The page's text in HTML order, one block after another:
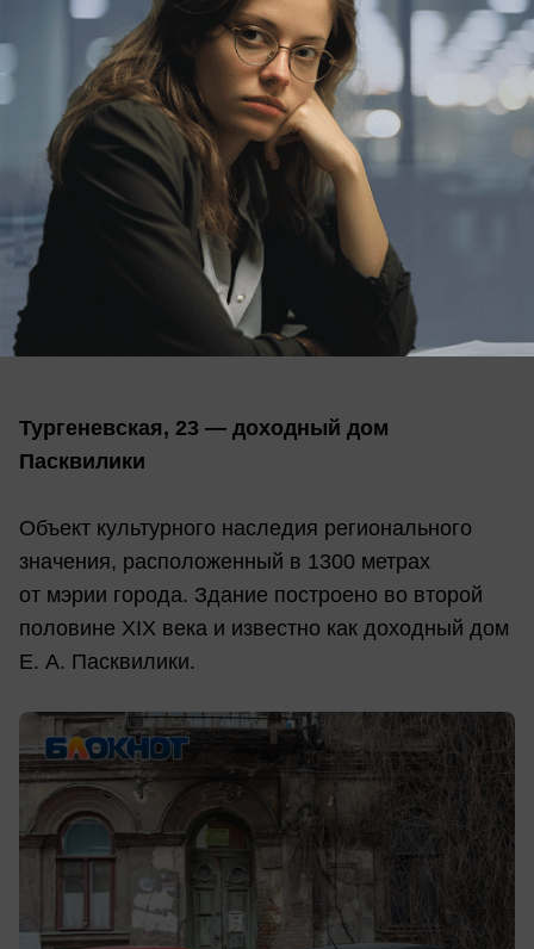
Тургеневская, 23 — доходный дом
Пасквилики
Объект культурного наследия регионального
значения, расположенный в 1300 метрах
от мэрии города. Здание построено во второй
половине XIX века и известно как доходный дом
Е. А. Пасквилики.